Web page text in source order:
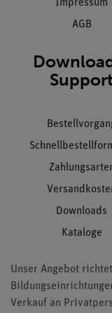
Impressum
AGB
Downloads
Kataloge
Unser Angebot
Verkauf an